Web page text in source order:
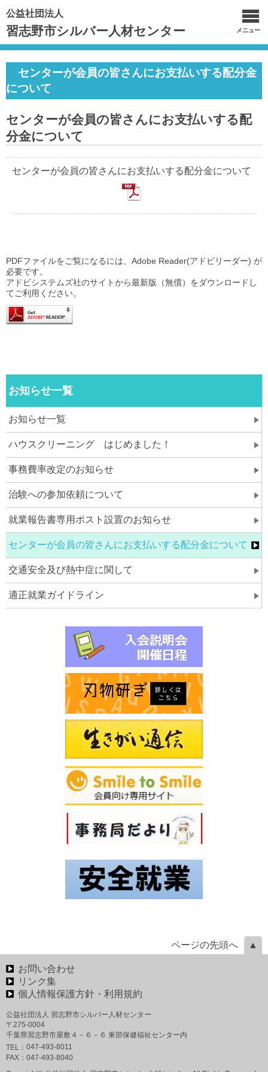
公益社団法人
習志野市シルバー人材センター メニュー
センターが会員の皆さんにお支払いする配分金
について
センターが会員の皆さんにお支払いする配
分金について
センターが会員の皆さんにお支払いする配分金について
PDFファイルをご覧になるには、Adobe Reader(アドビリーダー) が
必要です。
アドビシステムズ社のサイトから最新版（無償）をダウンロードし
てご利用ください。
お知らせ一覧
お知らせ一覧
ハウスクリーニング はじめました！
事務費率改定のお知らせ
治験への参加依頼について
就業報告書専用ポスト設置のお知らせ
センターが会員の皆さんにお支払いする配分金について
交通安全及び熱中症に関して
適正就業ガイドライン
ページの先頭へ
お問い合わせ
リンク集
個人情報保護方針・利用規約
公益社団法人 習志野市シルバー人材センター
〒275-0004
千葉県習志野市屋敷４－６－６ 東部保健福祉センター内
TEL： 047-493-8011
FAX： 047-493-8040